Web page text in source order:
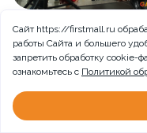
Сайт https://firstmall.ru
работы Сайта и большего
запретить обработку сookie-
ознакомьтесь с Политикой